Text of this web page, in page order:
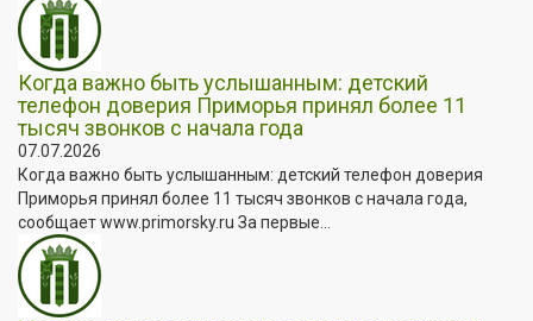
Когда важно быть услышанным: детский
телефон доверия Приморья принял более 11
тысяч звонков с начала года
07.07.2026
Когда важно быть услышанным: детский телефон доверия
Приморья принял более 11 тысяч звонков с начала года,
сообщает www.primorsky.ru За первые...